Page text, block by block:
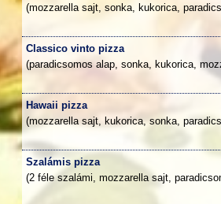
(mozzarella sajt, sonka, kukorica,
Classico vinto pizza
(paradicsomos alap, sonka, kukorica,
Hawaii pizza
(mozzarella sajt, kukorica, sonka,
Szalámis pizza
(2 féle szalámi, mozzarella sajt,